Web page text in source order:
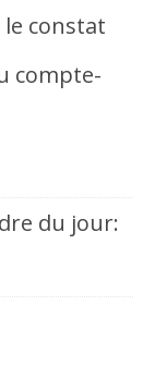
le constat
compte-
du jour: